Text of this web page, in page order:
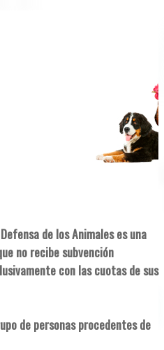
de los Animales es una
no recibe subvención
con las cuotas de sus
de personas procedentes de